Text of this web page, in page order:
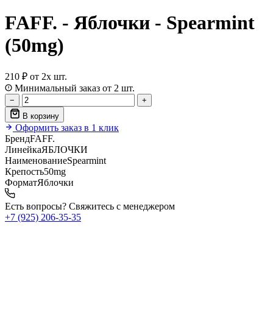
FAFF. - Яблочки - Spearmint
(50mg)
210 ₽ от 2х шт.
Минимальный заказ от 2 шт.
−
+
В корзину
Оформить заказ в 1 клик
БрендFAFF.
ЛинейкаЯБЛОЧКИ
НаименованиеSpearmint
Крепость50mg
ФорматЯблочки
Есть вопросы? Свяжитесь с менеджером
+7 (925) 206‑35‑35